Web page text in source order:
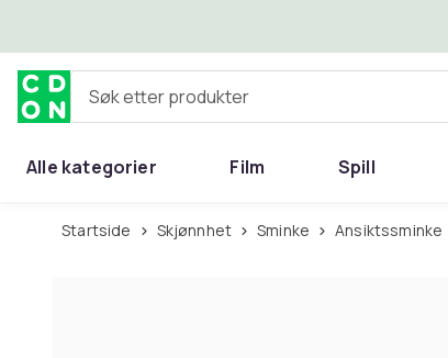
Søk etter produkter
Alle kategorier Film Spill
Startside Skjønnhet Sminke Ansiktssminke